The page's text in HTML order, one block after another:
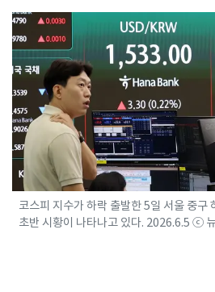
코스피 지수가 하락 출발한 5일 서울 중구
초반 시황이 나타나고 있다. 2026.6.5 ⓒ